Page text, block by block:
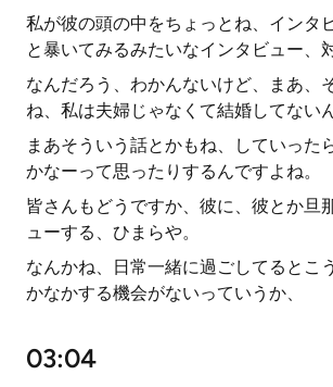
私が彼の頭の中をちょっとね、インタ
と暴いてみるみたいなインタビュー、
なんだろう、わかんないけど、まあ、
ね、私は夫婦じゃなくて結婚してない
まあそういう話とかもね、していった
かなーって思ったりするんですよね。
皆さんもどうですか、彼に、彼とか旦
ューする、ひまらや。
なんかね、日常一緒に過ごしてるとこ
かなかする機会がないっていうか、
03:04